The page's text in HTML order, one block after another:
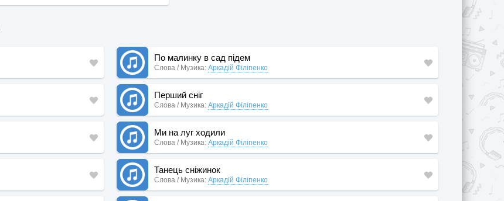
По малинку в сад підем
Слова / Музика: Аркадій Філіпенко
Перший сніг
Слова / Музика: Аркадій Філіпенко
Ми на луг ходили
Слова / Музика: Аркадій Філіпенко
Танець сніжинок
Слова / Музика: Аркадій Філіпенко